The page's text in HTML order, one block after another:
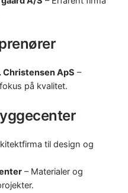
Christensen ApS –
på kvalitet.
til design og
– Materialer og